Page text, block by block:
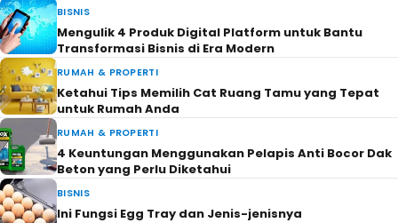
BISNIS
Mengulik 4 Produk Digital Platform untuk Bantu
Transformasi Bisnis di Era Modern
RUMAH & PROPERTI
Ketahui Tips Memilih Cat Ruang Tamu yang Tepat
untuk Rumah Anda
RUMAH & PROPERTI
4 Keuntungan Menggunakan Pelapis Anti Bocor Dak
Beton yang Perlu Diketahui
BISNIS
Ini Fungsi Egg Tray dan Jenis-jenisnya